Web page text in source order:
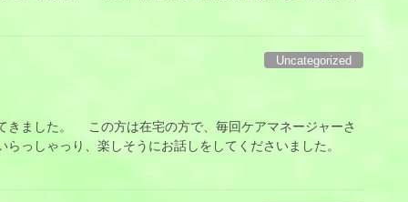
Uncategorized
ました。 この方は在宅の方で、毎回ケアマネージャーさ
っしゃっり、楽しそうにお話しをしてくださいました。